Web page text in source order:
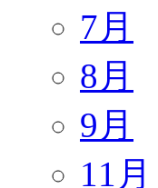
7月
8月
9月
11月